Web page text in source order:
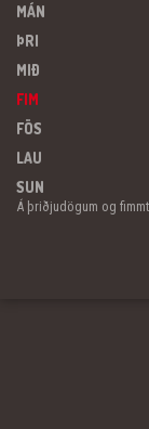
MÁN
ÞRI
MIÐ
FIM
FÖS
LAU
SUN
Á þriðjudögum og